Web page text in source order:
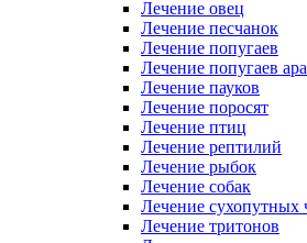
Лечение овец
Лечение песчанок
Лечение попугаев
Лечение попугаев ара
Лечение пауков
Лечение поросят
Лечение птиц
Лечение рептилий
Лечение рыбок
Лечение собак
Лечение сухопутных
Лечение тритонов